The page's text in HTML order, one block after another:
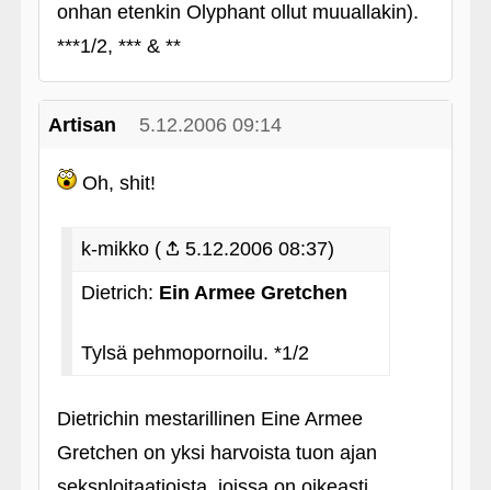
onhan etenkin Olyphant ollut muuallakin).
***1/2, *** & **
Artisan 5.12.2006 09:14
Oh, shit!
k-mikko (
5.12.2006 08:37)
Dietrich: Ein Armee Gretchen
Tylsä pehmopornoilu. *1/2
Dietrichin mestarillinen Eine Armee
Gretchen on yksi harvoista tuon ajan